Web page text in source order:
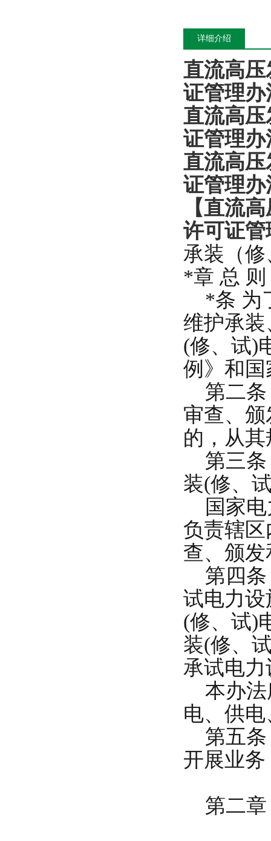
详细介绍
直流高
证管理办
直流高
证管理办
直流高
证管理办
【直流
许可证
承装（
*章 总 则
*条 为
维护承
(修、试)
例》和
第二条
审查、
的，从
第三条
装(修、
国家电
负责辖
查、颁
第四条
试电力
(修、试)
装(修、
承试电
本办法
电、供
第五条
开展业
第二章